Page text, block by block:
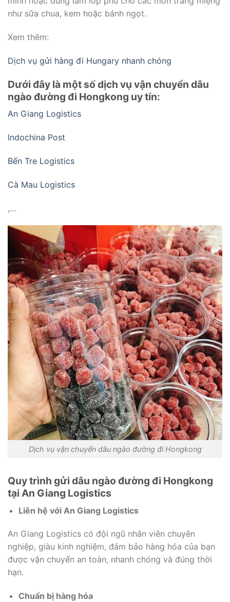
như sữa chua, kem hoặc bánh ngọt.
Xem thêm:
Dịch vụ gửi hàng đi Hungary nhanh chóng
Dưới đây là một số dịch vụ vận chuyển dâu
ngào đường đi Hongkong uy tín:
An Giang Logistics
Indochina Post
Bến Tre Logistics
Cà Mau Logistics
,…
Dịch vụ vận chuyển dâu ngào đường đi Hongkong
Quy trình gửi dâu ngào đường đi Hongkong
tại An Giang Logistics
Liên hệ với An Giang Logistics
An Giang Logistics có đội ngũ nhân viên chuyên
nghiệp, giàu kinh nghiệm, đảm bảo hàng hóa của bạn
được vận chuyển an toàn, nhanh chóng và đúng thời
hạn.
Chuẩn bị hàng hóa